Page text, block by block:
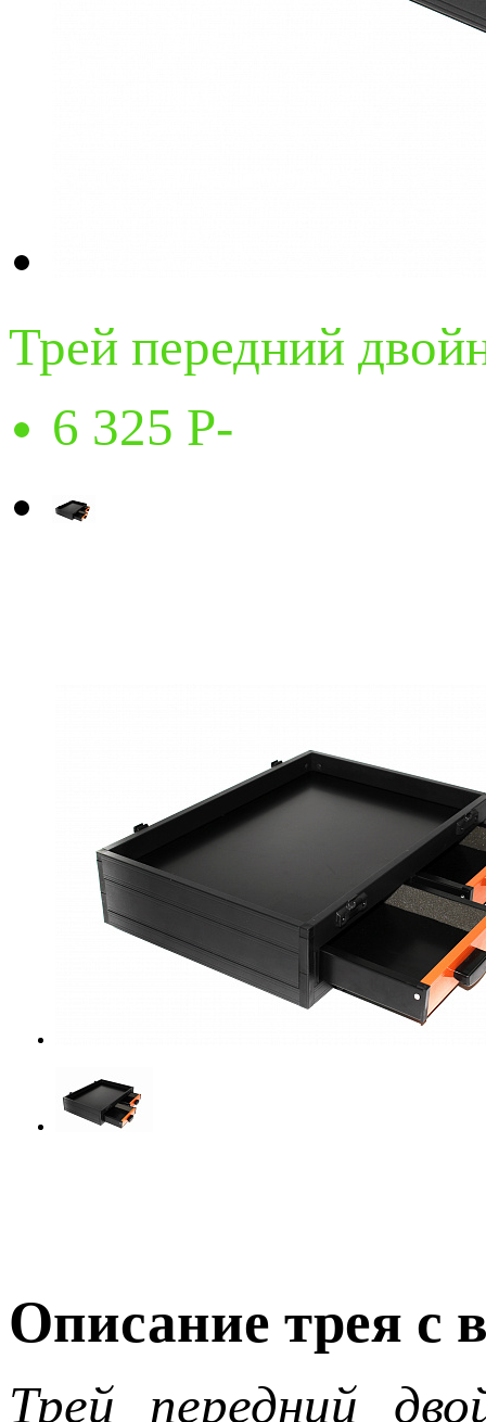
Трей передний
6 325 P-
Описание трея
Трей передний